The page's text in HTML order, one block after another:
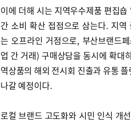
이에 더해 시는 지역우수제품 편집숍
간 소비 확산 접점으로 삼는다. 지
는 오프라인 거점으로, 부산브랜드
업 간 거래) 구매상담을 동시에 확대
역상품의 해외 전시회 진출과 유통
나갈 예정이다.
로컬 브랜드 고도화와 시민 인식 개